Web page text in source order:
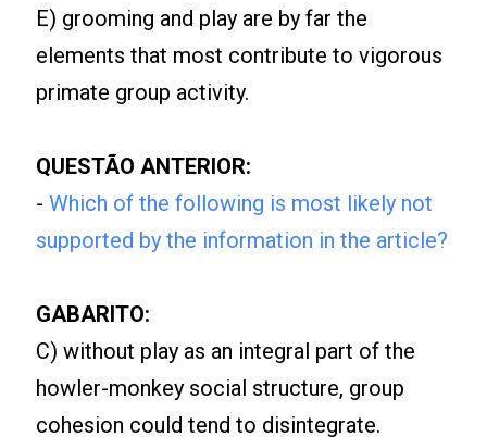
E) grooming and play are by far the
elements that most contribute to vigorous
primate group activity.
QUESTÃO ANTERIOR:
-Which of the following is most likely not
supported by the information in the article?
GABARITO:
C) without play as an integral part of the
howler-monkey social structure, group
cohesion could tend to disintegrate.